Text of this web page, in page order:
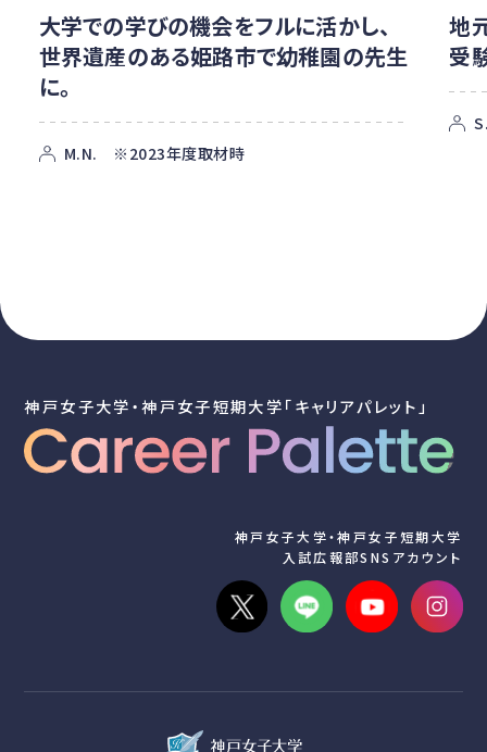
大学での学びの機会をフルに活かし、
世界遺産のある姫路市で幼稚園の先生
に。
M.N. ※2023年度取材時
地
受
神戸女子大学・神戸女子短期大学「キャリアパレット」
神戸女子大学・神戸女子短期大学
入試広報部SNSアカウント